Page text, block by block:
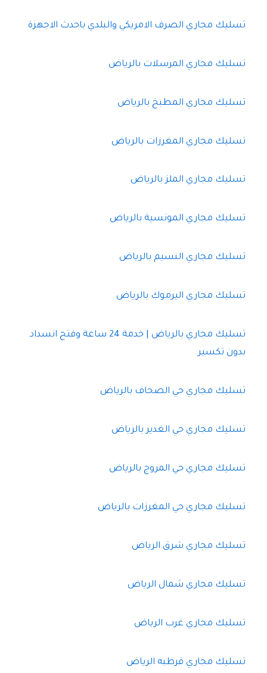
تسليك مجاري الصرف الامريكي والبلدي باحدث الاجهزة
تسليك مجاري المرسلات بالرياض
تسليك مجاري المطبخ بالرياض
تسليك مجاري المغرزات بالرياض
تسليك مجاري الملز بالرياض
تسليك مجاري المونسية بالرياض
تسليك مجاري النسيم بالرياض
تسليك مجاري اليرموك بالرياض
تسليك مجاري بالرياض | خدمة 24 ساعة وفتح انسداد
بدون تكسير
تسليك مجاري حي الصحاف بالرياض
تسليك مجاري حي الغدير بالرياض
تسليك مجاري حي المروج بالرياض
تسليك مجاري حي المغرزات بالرياض
تسليك مجاري شرق الرياض
تسليك مجاري شمال الرياض
تسليك مجاري غرب الرياض
تسليك مجاري قرطبه الرياض